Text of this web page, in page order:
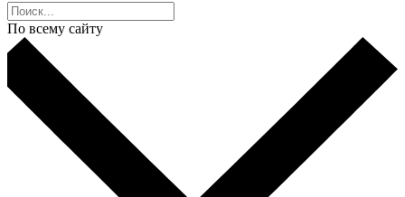
По всему сайту